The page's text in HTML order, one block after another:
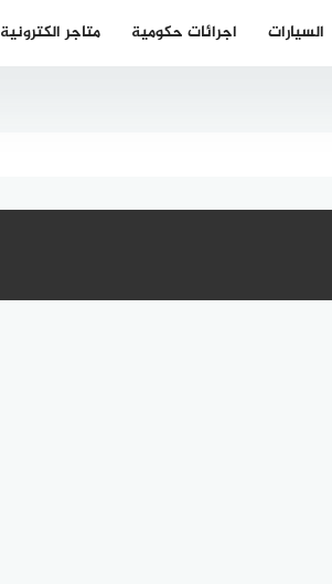
السيارات اجرائات حكومية متاجر الكترونية